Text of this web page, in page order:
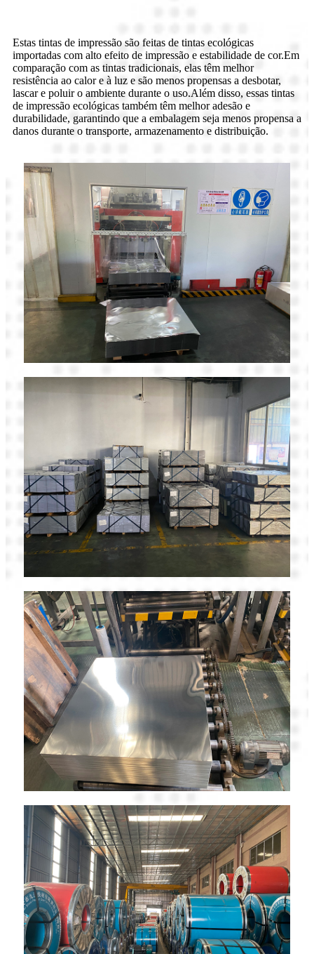
Estas tintas de impressão são feitas de tintas ecológicas
importadas com alto efeito de impressão e estabilidade de cor.Em
comparação com as tintas tradicionais, elas têm melhor
resistência ao calor e à luz e são menos propensas a desbotar,
lascar e poluir o ambiente durante o uso.Além disso, essas tintas
de impressão ecológicas também têm melhor adesão e
durabilidade, garantindo que a embalagem seja menos propensa a
danos durante o transporte, armazenamento e distribuição.